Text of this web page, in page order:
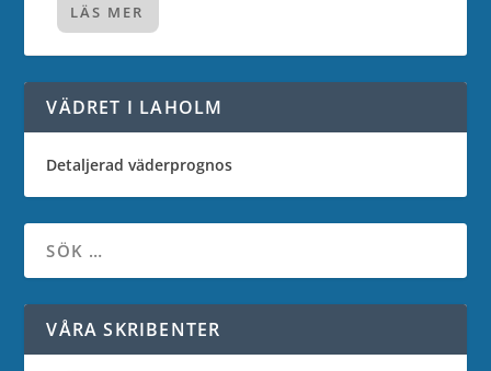
LÄS MER
VÄDRET I LAHOLM
Detaljerad väderprognos
VÅRA SKRIBENTER